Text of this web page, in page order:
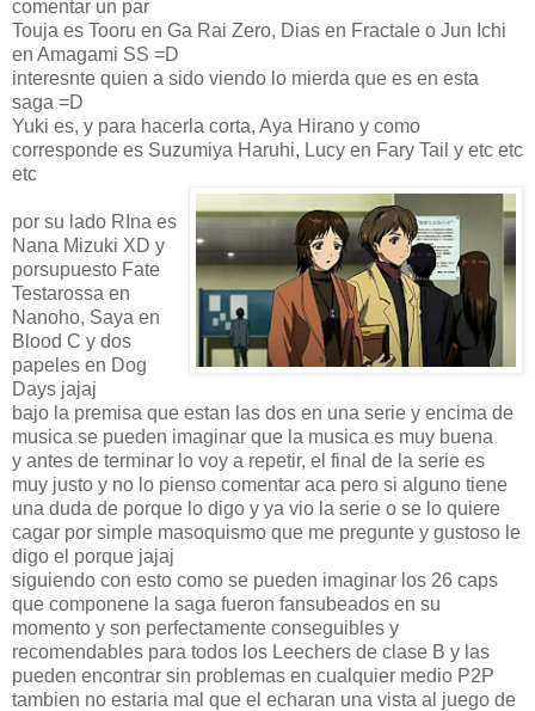
comentar un par
Touja es Tooru en Ga Rai Zero, Dias en Fractale o Jun Ichi
en Amagami SS =D
interesnte quien a sido viendo lo mierda que es en esta
saga =D
Yuki es, y para hacerla corta, Aya Hirano y como
corresponde es Suzumiya Haruhi, Lucy en Fary Tail y etc etc
etc
por su lado RIna es
Nana Mizuki XD y
porsupuesto Fate
Testarossa en
Nanoho, Saya en
Blood C y dos
papeles en Dog
Days jajaj
bajo la premisa que estan las dos en una serie y encima de
musica se pueden imaginar que la musica es muy buena
y antes de terminar lo voy a repetir, el final de la serie es
muy justo y no lo pienso comentar aca pero si alguno tiene
una duda de porque lo digo y ya vio la serie o se lo quiere
cagar por simple masoquismo que me pregunte y gustoso le
digo el porque jajaj
siguiendo con esto como se pueden imaginar los 26 caps
que componene la saga fueron fansubeados en su
momento y son perfectamente conseguibles y
recomendables para todos los Leechers de clase B y las
pueden encontrar sin problemas en cualquier medio P2P
tambien no estaria mal que el echaran una vista al juego de